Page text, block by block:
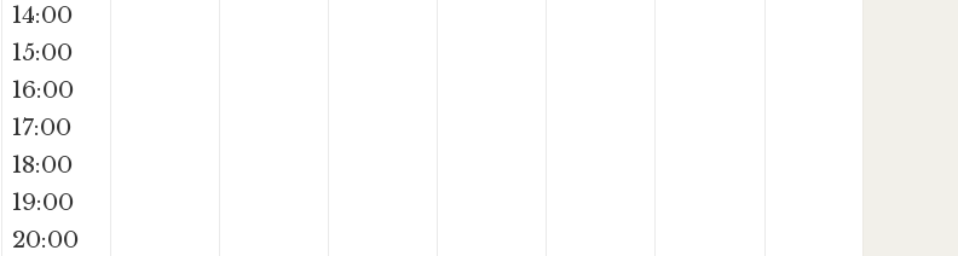
14:00
15:00
16:00
17:00
18:00
19:00
20:00